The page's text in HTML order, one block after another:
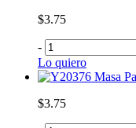
$3.75
-
Lo quiero
Masa
$3.75